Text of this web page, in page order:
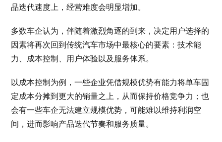
品迭代速度上，经营难度会明显增加。
多数车企认为，伴随着激烈角逐的到来，决定用户选择的
因素将再次回到传统汽车市场中最核心的要素：技术能
力、成本控制、用户体验以及服务体系。
以成本控制为例，一些企业凭借规模优势有能力将单车固
定成本分摊到更大的销量之上，从而保持价格竞争力；也
会有一些车企无法建立规模优势，可能难以维持利润空
间，进而影响产品迭代节奏和服务质量。